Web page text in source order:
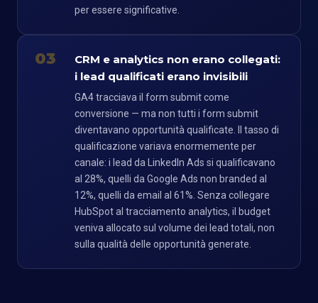
per essere significative.
03
CRM e analytics non erano collegati:
i lead qualificati erano invisibili
GA4 tracciava il form submit come
conversione — ma non tutti i form submit
diventavano opportunità qualificate. Il tasso di
qualificazione variava enormemente per
canale: i lead da LinkedIn Ads si qualificavano
al 28%, quelli da Google Ads non branded al
12%, quelli da email al 61%. Senza collegare
HubSpot al tracciamento analytics, il budget
veniva allocato sul volume dei lead totali, non
sulla qualità delle opportunità generate.